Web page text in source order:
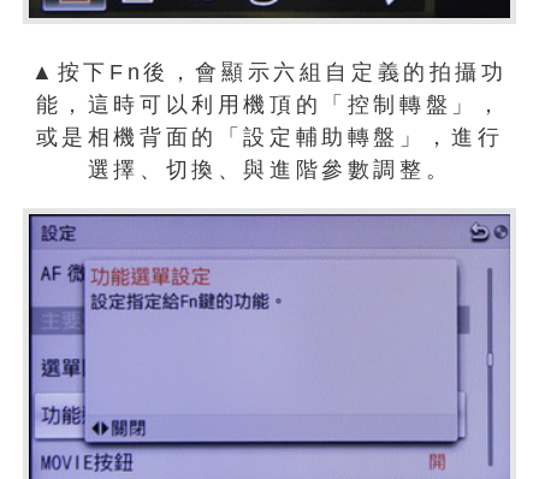
▲按下Fn後，會顯示六組自定義的拍攝功
能，這時可以利用機頂的「控制轉盤」，
或是相機背面的「設定輔助轉盤」，進行
選擇、切換、與進階參數調整。